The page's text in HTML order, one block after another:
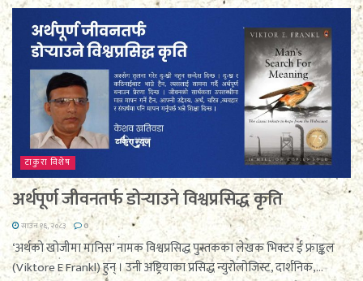
टाकुरा विशेष
अर्थपूर्ण जीवनतर्फ डोर्‍याउने विश्वप्रसिद्ध कृति
साउन १६, २०८३ 0
‘अर्थको खोजीमा मानिस’ नामक विश्वप्रसिद्ध पुस्तकका लेखक भिक्टर ई फ्राङ्कल
(Viktore E Frankl) हुन् । उनी अष्ट्रियाका प्रसिद्ध न्युरोलोजिस्ट, दार्शनिक,...